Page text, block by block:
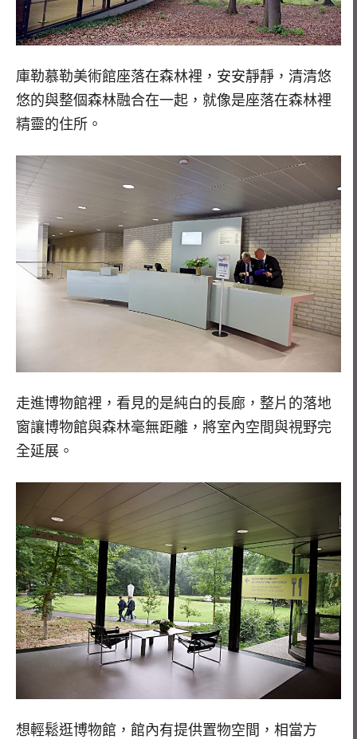
庫勒慕勒美術館座落在森林裡，安安靜靜，清清悠
悠的與整個森林融合在一起，就像是座落在森林裡
精靈的住所。
走進博物館裡，看見的是純白的長廊，整片的落地
窗讓博物館與森林毫無距離，將室內空間與視野完
全延展。
想輕鬆逛博物館，館內有提供置物空間，相當方